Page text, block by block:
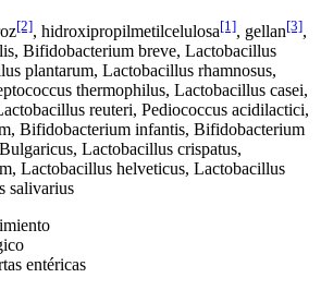
[2], hidroxipropilmetilcelulosa[1], gellan[3],
Bifidobacterium breve, Lactobacillus
plantarum, Lactobacillus rhamnosus,
thermophilus, Lactobacillus casei,
reuteri, Pediococcus acidilactici,
Bifidobacterium infantis, Bifidobacterium
Lactobacillus crispatus,
Lactobacillus helveticus, Lactobacillus
salivarius
entéricas